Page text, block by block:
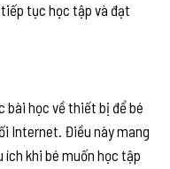
tục học tập và đạt
bài học về thiết bị để bé
Internet. Điều này mang
khi bé muốn học tập